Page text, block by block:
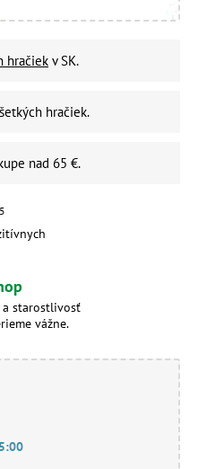
hračiek v SK.
hračiek.
nad 65 €.
starostlivosť
vážne.